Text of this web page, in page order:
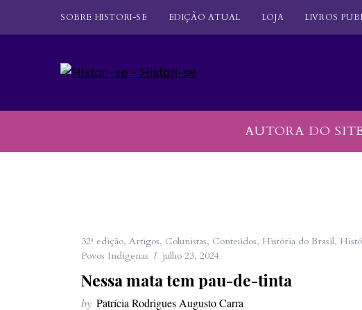
SOBRE HISTORI-SE EDIÇÃO ATUAL LOJA LIVROS
AUTORA DO
32ª edição, Artigos, Colunistas, Conteúdos, História do Brasil,
Povos Indígenas
julho 23, 2024
Nessa mata tem pau-de-tinta
by Patrícia Rodrigues Augusto Carra